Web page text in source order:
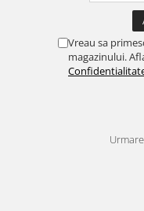
Vreau sa
magazinului.